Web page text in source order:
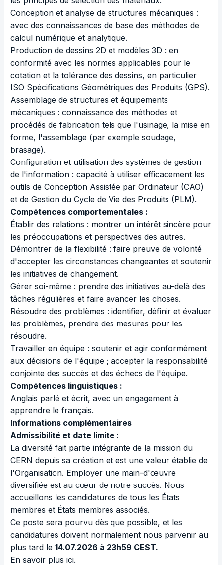
Conception et analyse de structures mécaniques :
avec des connaissances de base des méthodes de
calcul numérique et analytique.
Production de dessins 2D et modèles 3D : en
conformité avec les normes applicables pour le
cotation et la tolérance des dessins, en particulier
ISO Spécifications Géométriques des Produits (GPS).
Assemblage de structures et équipements
mécaniques : connaissance des méthodes et
procédés de fabrication tels que l'usinage, la mise en
forme, l'assemblage (par exemple soudage,
brasage).
Configuration et utilisation des systèmes de gestion
de l'information : capacité à utiliser efficacement les
outils de Conception Assistée par Ordinateur (CAO)
et de Gestion du Cycle de Vie des Produits (PLM).
Compétences comportementales :
Établir des relations : montrer un intérêt sincère pour
les préoccupations et perspectives des autres.
Démontrer de la flexibilité : faire preuve de volonté
d'accepter les circonstances changeantes et soutenir
les initiatives de changement.
Gérer soi-même : prendre des initiatives au-delà des
tâches régulières et faire avancer les choses.
Résoudre des problèmes : identifier, définir et évaluer
les problèmes, prendre des mesures pour les
résoudre.
Travailler en équipe : soutenir et agir conformément
aux décisions de l'équipe ; accepter la responsabilité
conjointe des succès et des échecs de l'équipe.
Compétences linguistiques :
Anglais parlé et écrit, avec un engagement à
apprendre le français.
Informations complémentaires
Admissibilité et date limite :
La diversité fait partie intégrante de la mission du
CERN depuis sa création et est une valeur établie de
l'Organisation. Employer une main-d'œuvre
diversifiée est au cœur de notre succès. Nous
accueillons les candidatures de tous les États
membres et États membres associés.
Ce poste sera pourvu dès que possible, et les
candidatures doivent normalement nous parvenir au
plus tard le 14.07.2026 à 23h59 CEST.
En savoir plus ici.